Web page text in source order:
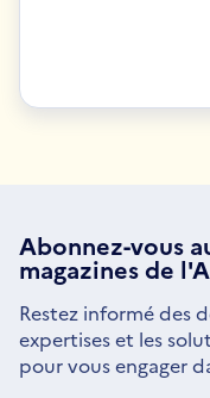
Abonnez-vous
magazines de
Restez informé des
expertises et les
pour vous engager